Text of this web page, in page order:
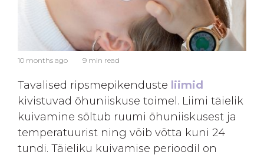
10 months ago 9 min read
Tavalised ripsmepikenduste liimid
kivistuvad õhuniiskuse toimel. Liimi täielik
kuivamine sõltub ruumi õhuniiskusest ja
temperatuurist ning võib võtta kuni 24
tundi. Täieliku kuivamise perioodil on